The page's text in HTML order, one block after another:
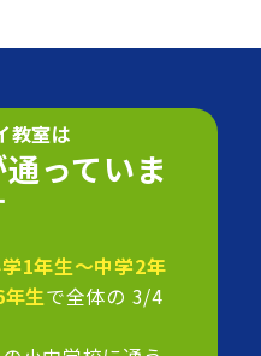
教室は
っていま
1年生～中学2年
生で全体の 3/4